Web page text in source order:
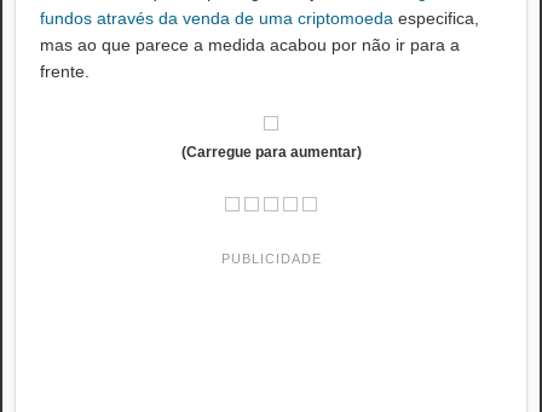
fundos através da venda de uma criptomoeda especifica,
mas ao que parece a medida acabou por não ir para a
frente.
(Carregue para aumentar)
PUBLICIDADE